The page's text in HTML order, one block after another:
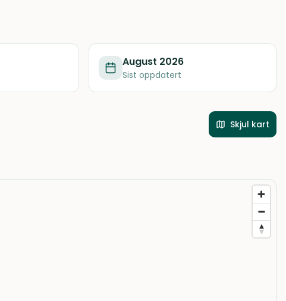
August 2026
Sist oppdatert
Skjul kart